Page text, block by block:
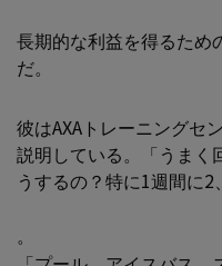
長期的な利益を得るため
だ。
彼はAXAトレーニングセ
説明している。「うまく
うするの？特に1週間に
。